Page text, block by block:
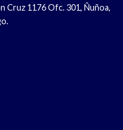
Cruz 1176 Ofc. 301, Ñuñoa,